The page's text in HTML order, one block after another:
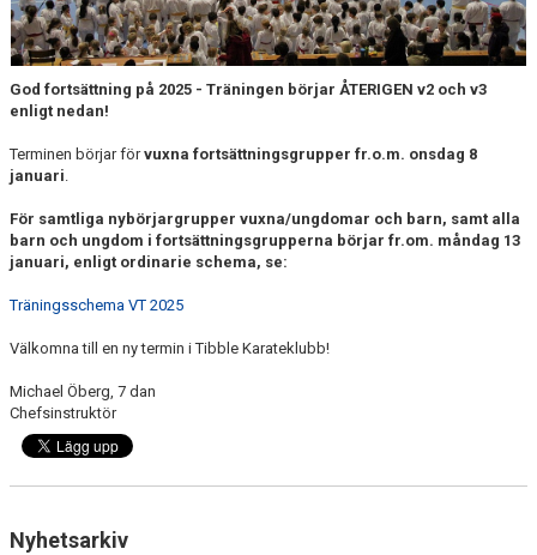
God fortsättning på 2025 - Träningen börjar ÅTERIGEN v2 och v3
enligt nedan!
Terminen börjar förvuxna fortsättningsgrupper fr.o.m. onsdag 8
januari.
För samtliga nybörjargrupper vuxna/ungdomar och barn, samt alla
barn och ungdom i fortsättningsgrupperna börjar fr.om. måndag 13
januari, enligt ordinarie schema, se:
Träningsschema VT 2025
Välkomna till en ny termin i Tibble Karateklubb!
Michael Öberg, 7 dan
Chefsinstruktör
Nyhetsarkiv